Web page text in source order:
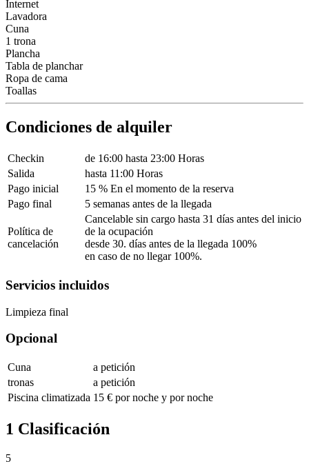
Internet
Lavadora
Cuna
1 trona
Plancha
Tabla de planchar
Ropa de cama
Toallas
Condiciones de alquiler
Checkin
de 16:00 hasta 23:00 Horas
Salida
hasta 11:00 Horas
Pago inicial
15 % En el momento de la reserva
Pago final
5 semanas antes de la llegada
Política de
cancelación
Cancelable sin cargo hasta 31 días antes del inicio
de la ocupación
desde 30. días antes de la llegada 100%
en caso de no llegar 100%.
Servicios incluidos
Limpieza final
Opcional
Cuna
a petición
tronas
a petición
Piscina climatizada 15 € por noche y por noche
1 Clasificación
5